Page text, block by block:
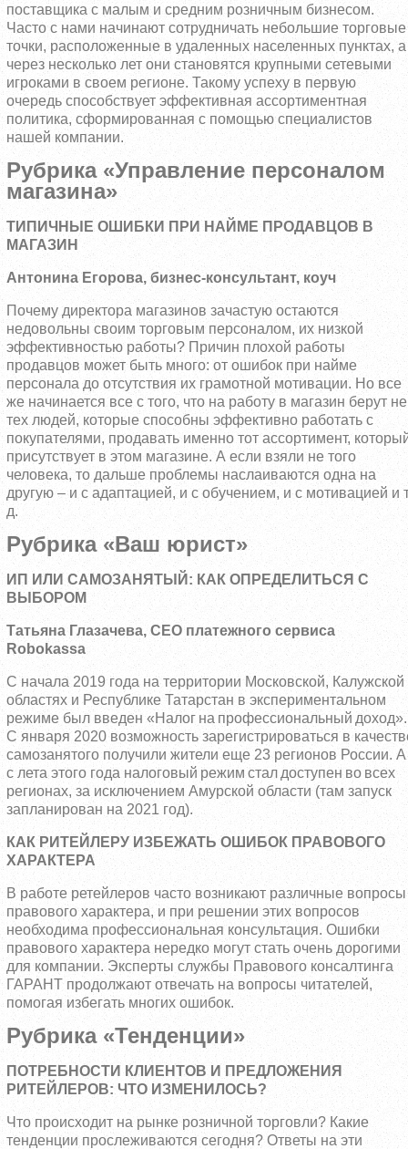
поставщика с малым и средним розничным бизнесом.
Часто с нами начинают сотрудничать небольшие торговые
точки, расположенные в удаленных населенных пунктах, а
через несколько лет они становятся крупными сетевыми
игроками в своем регионе. Такому успеху в первую
очередь способствует эффективная ассортиментная
политика, сформированная с помощью специалистов
нашей компании.
Рубрика «Управление персоналом
магазина»
ТИПИЧНЫЕ ОШИБКИ ПРИ НАЙМЕ ПРОДАВЦОВ В
МАГАЗИН
Антонина Егорова, бизнес-консультант, коуч
Почему директора магазинов зачастую остаются
недовольны своим торговым персоналом, их низкой
эффективностью работы? Причин плохой работы
продавцов может быть много: от ошибок при найме
персонала до отсутствия их грамотной мотивации. Но все
же начинается все с того, что на работу в магазин берут не
тех людей, которые способны эффективно работать с
покупателями, продавать именно тот ассортимент,
присутствует в этом магазине. А если взяли не того
человека, то дальше проблемы наслаиваются одна на
другую – и с адаптацией, и с обучением, и с мотивацией и
д.
Рубрика «Ваш юрист»
ИП ИЛИ САМОЗАНЯТЫЙ: КАК ОПРЕДЕЛИТЬСЯ С
ВЫБОРОМ
Татьяна Глазачева, CEO платежного сервиса
Robokassa
С начала 2019 года на территории Московской, Калужской
областях и Республике Татарстан в экспериментальном
режиме был введен «Налог на профессиональный доход».
С января 2020 возможность зарегистрироваться в
самозанятого получили жители еще 23 регионов России. А
с лета этого года налоговый режим стал доступен во всех
регионах, за исключением Амурской области (там запуск
запланирован на 2021 год).
КАК РИТЕЙЛЕРУ ИЗБЕЖАТЬ ОШИБОК ПРАВОВОГО
ХАРАКТЕРА
В работе ретейлеров часто возникают различные вопросы
правового характера, и при решении этих вопросов
необходима профессиональная консультация. Ошибки
правового характера нередко могут стать очень дорогими
для компании. Эксперты службы Правового консалтинга
ГАРАНТ продолжают отвечать на вопросы читателей,
помогая избегать многих ошибок.
Рубрика «Тенденции»
ПОТРЕБНОСТИ КЛИЕНТОВ И ПРЕДЛОЖЕНИЯ
РИТЕЙЛЕРОВ: ЧТО ИЗМЕНИЛОСЬ?
Что происходит на рынке розничной торговли? Какие
тенденции прослеживаются сегодня? Ответы на эти